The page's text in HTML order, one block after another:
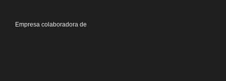
Empresa colaboradora de